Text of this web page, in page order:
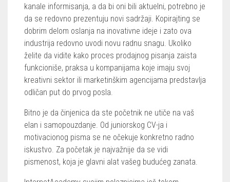
kanale informisanja, a da bi oni bili aktuelni, potrebno je
da se redovno prezentuju novi sadržaji. Kopirajting se
dobrim delom oslanja na inovativne ideje i zato ova
industrija redovno uvodi novu radnu snagu. Ukoliko
želite da vidite kako proces prodajnog pisanja zaista
funkcioniše, praksa u kompanijama koje imaju svoj
kreativni sektor ili marketinškim agencijama predstavlja
odličan put do prvog posla.
Bitno je da činjenica da ste početnik ne utiče na vaš
elan i samopouzdanje. Od juniorskog CV-ja i
motivacionog pisma se ne očekuje konkretno radno
iskustvo. Za početak je najvažnije da se vidi
pismenost, koja je glavni alat vašeg budućeg zanata.